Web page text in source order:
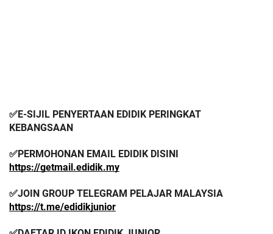
✅E-SIJIL PENYERTAAN EDIDIK PERINGKAT
KEBANGSAAN
✅PERMOHONAN EMAIL EDIDIK DISINI
https://getmail.edidik.my
✅JOIN GROUP TELEGRAM PELAJAR MALAYSIA
https://t.me/edidikjunior